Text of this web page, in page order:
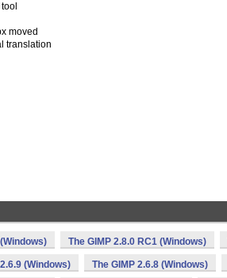
moved
translation
The GIMP 2.8.0 RC1 (Windows)
(Windows) The GIMP 2.6.8 (Windows)